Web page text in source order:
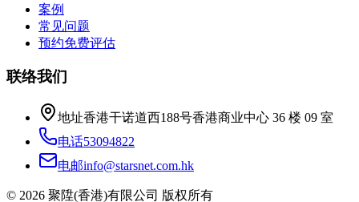
案例
常见问题
预约免费评估
联络我们
地址香港干诺道西188号香港商业中心 36 楼 09 室
电话53094822
电邮info@starsnet.com.hk
© 2026 聚陞(香港)有限公司 版权所有